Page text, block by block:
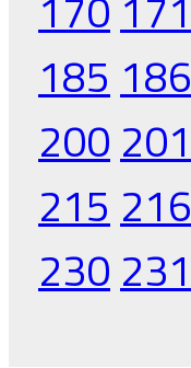
185 186
200 201
215 216
230 231